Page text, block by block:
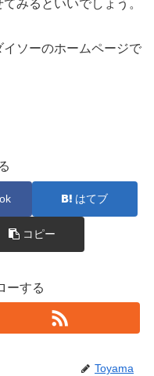
みるといいでしょう。
ソーのホームページで
はてブ
コピー
ーする
Toyama